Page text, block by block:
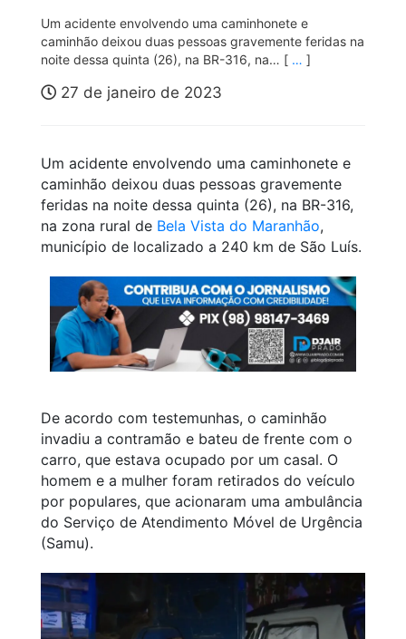
Um acidente envolvendo uma caminhonete e
caminhão deixou duas pessoas gravemente feridas na
noite dessa quinta (26), na BR-316, na… [ … ]
27 de janeiro de 2023
Um acidente envolvendo uma caminhonete e
caminhão deixou duas pessoas gravemente
feridas na noite dessa quinta (26), na BR-316,
na zona rural de Bela Vista do Maranhão,
município de localizado a 240 km de São Luís.
De acordo com testemunhas, o caminhão
invadiu a contramão e bateu de frente com o
carro, que estava ocupado por um casal. O
homem e a mulher foram retirados do veículo
por populares, que acionaram uma ambulância
do Serviço de Atendimento Móvel de Urgência
(Samu).